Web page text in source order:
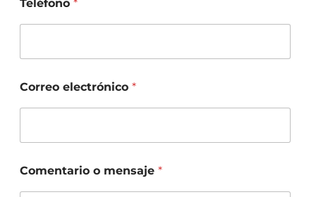
Teléfono *
Correo electrónico *
Comentario o mensaje *